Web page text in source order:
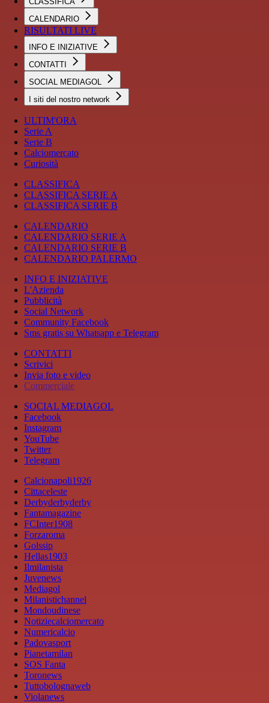
CALENDARIO
RISULTATI LIVE
INFO E INIZIATIVE
CONTATTI
SOCIAL MEDIAGOL
I siti del nostro network
ULTIM'ORA
Serie A
Serie B
Calciomercato
Curiosità
CLASSIFICA
CLASSIFICA SERIE A
CLASSIFICA SERIE B
CALENDARIO
CALENDARIO SERIE A
CALENDARIO SERIE B
CALENDARIO PALERMO
INFO E INIZIATIVE
L'Azienda
Pubblicità
Social Network
Community Facebook
Sms gratis su Whatsapp e Telegram
CONTATTI
Scrivici
Invia foto e video
Commerciale
SOCIAL MEDIAGOL
Facebook
Instagram
YouTube
Twitter
Telegram
Calcionapoli1926
Cittaceleste
Derbyderbyderby
Fantamagazine
FCInter1908
Forzaroma
Golssip
Hellas1903
Ilmilanista
Juvenews
Mediagol
Milanistichannel
Mondoudinese
Notiziecalciomercato
Numericalcio
Padovasport
Pianetamilan
SOS Fanta
Toronews
Tuttobolognaweb
Violanews